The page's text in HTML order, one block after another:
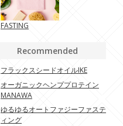
FASTING
Recommended
フラックスシードオイルIKE
オーガニックヘンププロテイン
MANAWA
ゆるゆるオートファジーファステ
ィング